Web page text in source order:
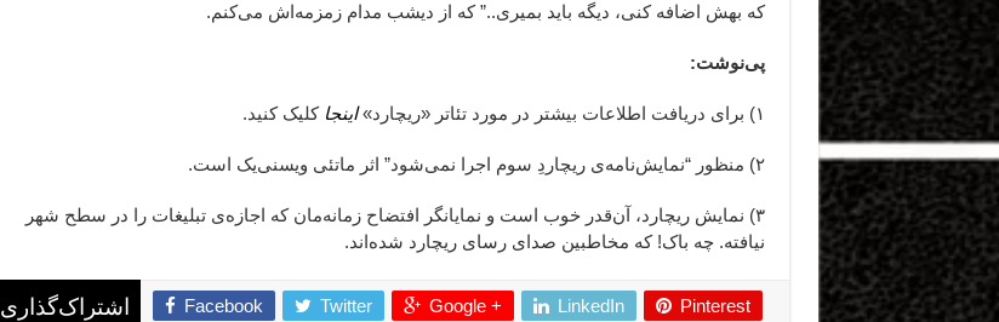
که بهش اضافه کنی، دیگه باید بمیری..” که از دیشب مدام زمزمه‌اش می‌کنم.
پی‌نوشت:
۱) برای دریافت اطلاعات بیشتر در مورد تئاتر «ریچارد» اینجاکلیک کنید.
۲) منظور “نمایش‌نامه‌ی ریچاردِ سوم اجرا نمی‌شود” اثر ماتئی ویسنی‌یک است.
۳) نمایش ریچارد، آن‌قدر خوب است و نمایانگر افتضاح زمانه‌مان که اجازه‌ی تبلیغات را در سطح شهر
نیافته. چه باک! که مخاطبین صدای رسای ریچارد شده‌اند.
اشتراک‌گذاری Facebook Twitter Google + LinkedIn Pinterest